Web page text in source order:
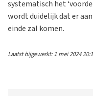
systematisch het
wordt duidelijk dat er
einde zal komen.
Laatst bijgewerkt: 1 mei 2024